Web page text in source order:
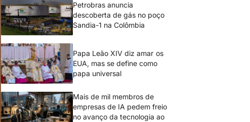
Petrobras anuncia
descoberta de gás no poço
Sandia-1 na Colômbia
Papa Leão XIV diz amar os
EUA, mas se define como
papa universal
Mais de mil membros de
empresas de IA pedem freio
no avanço da tecnologia ao